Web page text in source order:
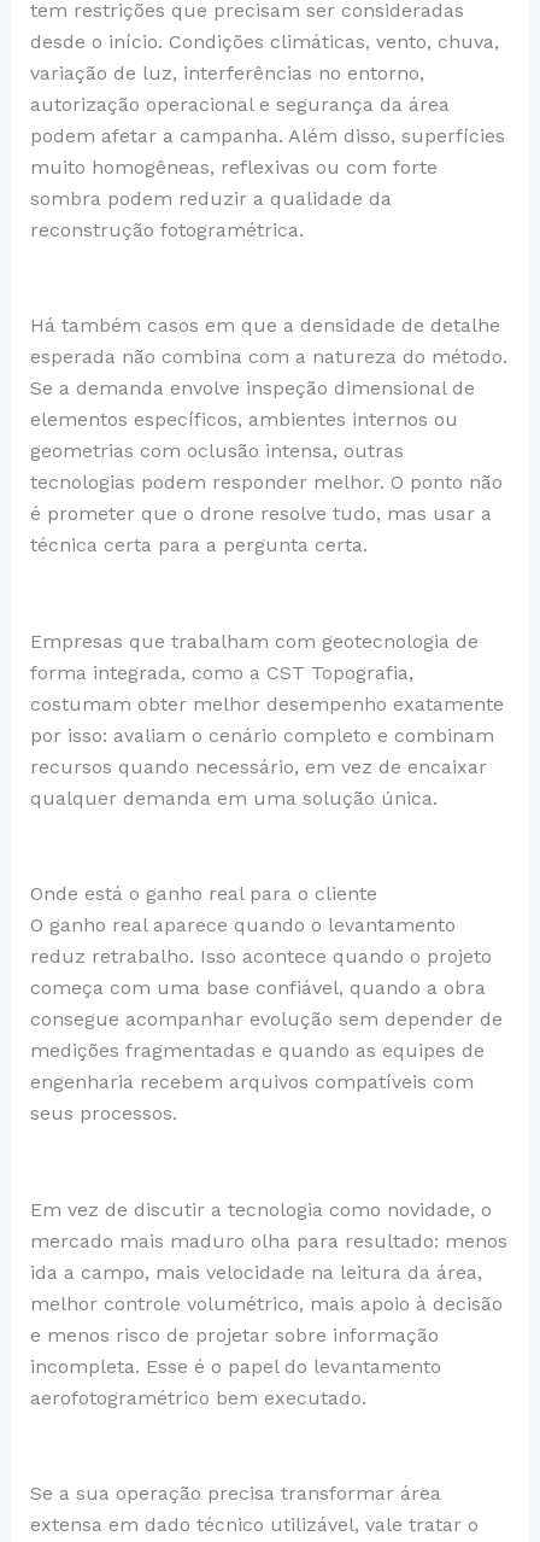
tem restrições que precisam ser consideradas
desde o início. Condições climáticas, vento, chuva,
variação de luz, interferências no entorno,
autorização operacional e segurança da área
podem afetar a campanha. Além disso, superfícies
muito homogêneas, reflexivas ou com forte
sombra podem reduzir a qualidade da
reconstrução fotogramétrica.
Há também casos em que a densidade de detalhe
esperada não combina com a natureza do método.
Se a demanda envolve inspeção dimensional de
elementos específicos, ambientes internos ou
geometrias com oclusão intensa, outras
tecnologias podem responder melhor. O ponto não
é prometer que o drone resolve tudo, mas usar a
técnica certa para a pergunta certa.
Empresas que trabalham com geotecnologia de
forma integrada, como a CST Topografia,
costumam obter melhor desempenho exatamente
por isso: avaliam o cenário completo e combinam
recursos quando necessário, em vez de encaixar
qualquer demanda em uma solução única.
Onde está o ganho real para o cliente
O ganho real aparece quando o levantamento
reduz retrabalho. Isso acontece quando o projeto
começa com uma base confiável, quando a obra
consegue acompanhar evolução sem depender de
medições fragmentadas e quando as equipes de
engenharia recebem arquivos compatíveis com
seus processos.
Em vez de discutir a tecnologia como novidade, o
mercado mais maduro olha para resultado: menos
ida a campo, mais velocidade na leitura da área,
melhor controle volumétrico, mais apoio à decisão
e menos risco de projetar sobre informação
incompleta. Esse é o papel do levantamento
aerofotogramétrico bem executado.
Se a sua operação precisa transformar área
extensa em dado técnico utilizável, vale tratar o